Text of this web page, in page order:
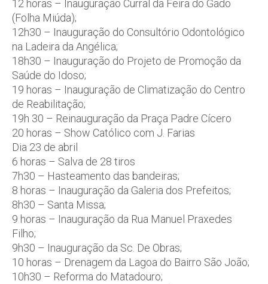
12 horas – Inauguração Curral da Feira do Gado
(Folha Miúda);
12h30 – Inauguração do Consultório Odontológico
na Ladeira da Angélica;
18h30 – Inauguração do Projeto de Promoção da
Saúde do Idoso;
19 horas – Inauguração de Climatização do Centro
de Reabilitação;
19h 30 – Reinauguração da Praça Padre Cícero
20 horas – Show Católico com J. Farias
Dia 23 de abril
6 horas – Salva de 28 tiros
7h30 – Hasteamento das bandeiras;
8 horas – Inauguração da Galeria dos Prefeitos;
8h30 – Santa Missa;
9 horas – Inauguração da Rua Manuel Praxedes
Filho;
9h30 – Inauguração da Sc. De Obras;
10 horas – Drenagem da Lagoa do Bairro São João;
10h30 – Reforma do Matadouro;